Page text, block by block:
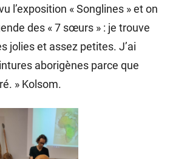
l’exposition « Songlines » et on
des « 7 sœurs » : je trouve
jolies et assez petites. J’ai
aborigènes parce que
» Kolsom.